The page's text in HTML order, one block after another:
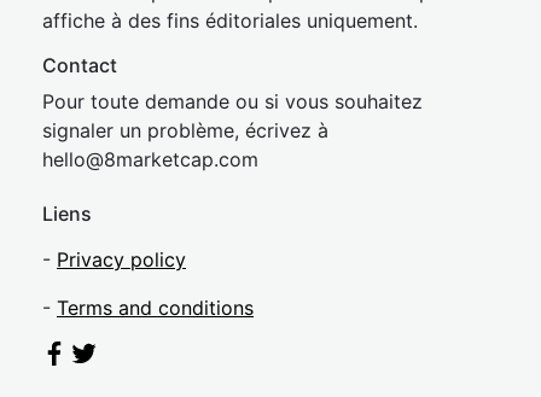
affiche à des fins éditoriales uniquement.
Contact
Pour toute demande ou si vous souhaitez
signaler un problème, écrivez à
hello@8marketcap.com
Liens
- Privacy policy
- Terms and conditions